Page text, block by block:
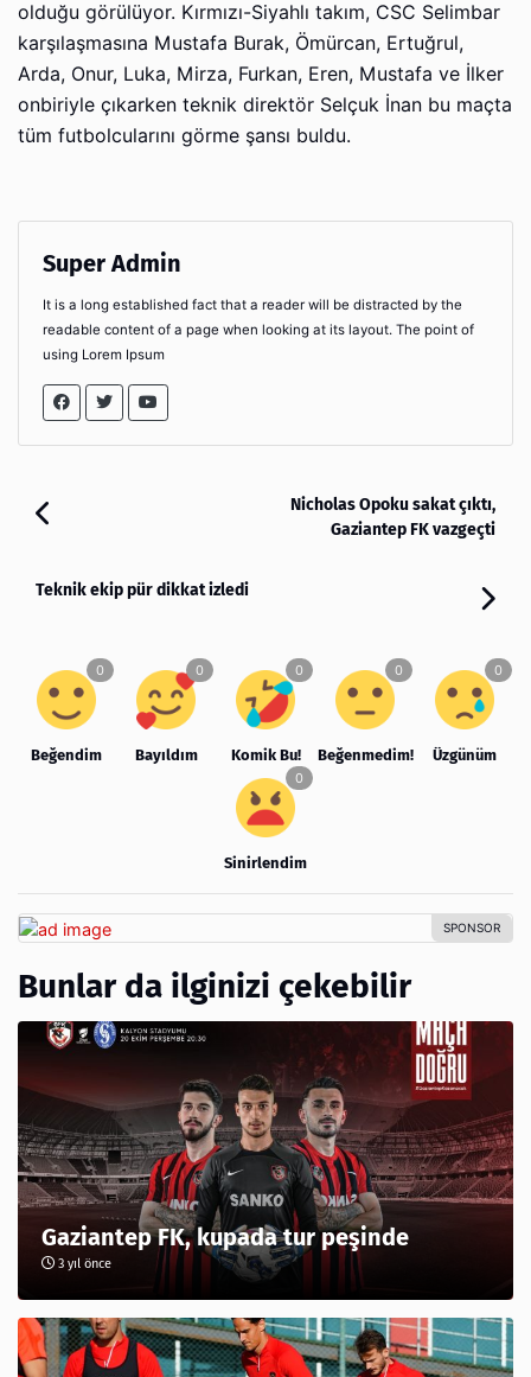
olduğu görülüyor. Kırmızı-Siyahlı takım, CSC Selimbar
karşılaşmasına Mustafa Burak, Ömürcan, Ertuğrul,
Arda, Onur, Luka, Mirza, Furkan, Eren, Mustafa ve İlker
onbiriyle çıkarken teknik direktör Selçuk İnan bu maçta
tüm futbolcularını görme şansı buldu.
Super Admin
It is a long established fact that a reader will be distracted by the
readable content of a page when looking at its layout. The point of
using Lorem Ipsum
Nicholas Opoku sakat çıktı,
Gaziantep FK vazgeçti
Teknik ekip pür dikkat izledi
Beğendim Bayıldım Komik Bu! Beğenmedim! Üzgünüm
Sinirlendim
Bunlar da ilginizi çekebilir
Gaziantep FK, kupada tur peşinde
3 yıl önce